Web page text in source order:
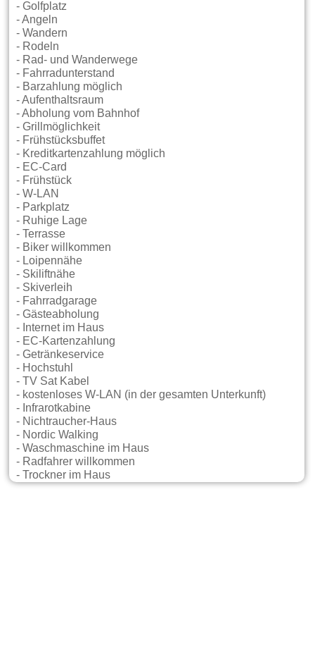
- Golfplatz
- Angeln
- Wandern
- Rodeln
- Rad- und Wanderwege
- Fahrradunterstand
- Barzahlung möglich
- Aufenthaltsraum
- Abholung vom Bahnhof
- Grillmöglichkeit
- Frühstücksbuffet
- Kreditkartenzahlung möglich
- EC-Card
- Frühstück
- W-LAN
- Parkplatz
- Ruhige Lage
- Terrasse
- Biker willkommen
- Loipennähe
- Skiliftnähe
- Skiverleih
- Fahrradgarage
- Gästeabholung
- Internet im Haus
- EC-Kartenzahlung
- Getränkeservice
- Hochstuhl
- TV Sat Kabel
- kostenloses W-LAN (in der gesamten Unterkunft)
- Infrarotkabine
- Nichtraucher-Haus
- Nordic Walking
- Waschmaschine im Haus
- Radfahrer willkommen
- Trockner im Haus